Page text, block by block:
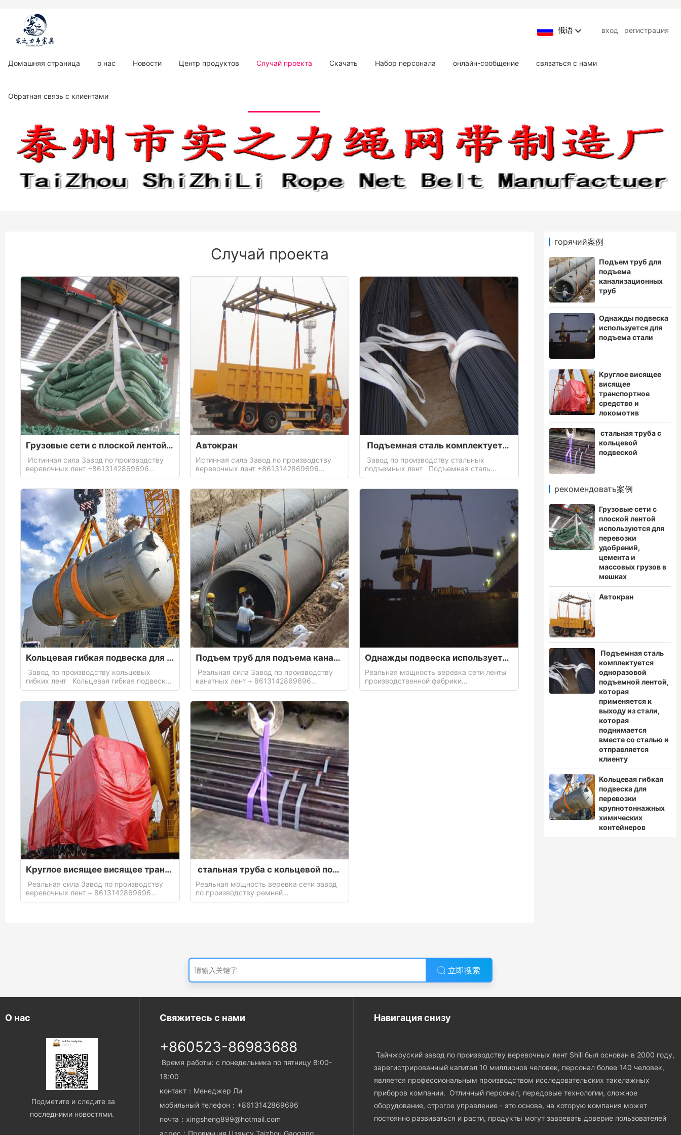
вход регистрация
俄语
Домашняя страница о нас Новости Центр продуктов Случай проекта Скачать Набор персонала онлайн-сообщение связаться с нами
Обратная связь с клиентами
горячий案例
Подъем труб для
подъема
канализационных
труб
Однажды подвеска
используется для
подъема стали
Круглое висящее
висящее
транспортное
средство и
локомотив
стальная труба с
кольцевой
подвеской
рекомендовать案例
Грузовые сети с
плоской лентой
используются для
перевозки
удобрений,
цемента и
массовых грузов в
мешках
Автокран
Подъемная сталь
комплектуется
одноразовой
подъемной лентой,
которая
применяется к
выходу из стали,
которая
поднимается
вместе со сталью и
отправляется
клиенту
Кольцевая гибкая
подвеска для
перевозки
крупнотоннажных
химических
контейнеров
Случай проекта
Грузовые сети с плоской лентой используются для перевозки удобрений, цемента и массовых грузов в мешках
Истинная сила Завод по производству
веревочных лент +8613142869696
Производство плоских подвесных сетей
используются для перевозки удобрений,
цемента и массовых грузов в мешках
Автокран
Истинная сила Завод по производству
веревочных лент +8613142869696
Производство автомобильных кранов
подъема автомобиля на борт или в место,
где он не может быть прямо на месте
Подъемная сталь комплектуется одноразовой подъемной лентой, которая применяется к выходу из стали, которая поднимается вместе со сталью и отправляется клиенту
Завод по производству стальных
подъемных лент Подъемная сталь
комплектуется одноразовой подъемной
стали, которая поднимается вместе со
сталью и отправляется клиенту
Кольцевая гибкая подвеска для перевозки крупнотоннажных химических контейнеров
Завод по производству кольцевых
гибких лент Кольцевая гибкая подвеска
для перевозки крупнотоннажных
Подъем труб для подъема канализационных труб
Реальная сила Завод по производству
канатных лент + 8613142869696
Производство трубных лент Подъем
труб
Однажды подвеска используется для подъема стали
Реальная мощность веревка сети ленты
производственной фабрики
+8613142869696 Производство одной
Круглое висящее висящее транспортное средство и локомотив
Реальная сила Завод по производству
веревочных лент + 8613142869696
Производство круглых подъемных лент
стальная труба с кольцевой подвеской
Реальная мощность веревка сети завод
по производству ремней
+8613142869696 Производство Ring
立即搜索
О нас
Подметите и следите за
последними новостями.
Свяжитесь с нами
+860523-86983688
Время работы: с понедельника по пятницу 8:00-
18:00
контакт：Менеджер Ли
мобильный телефон：+8613142869696
почта：xingsheng899@hotmail.com
Навигация снизу
Тайчжоуский завод по производству веревочных лент Shili был основан в 2000 году,
зарегистрированный капитал 10 миллионов человек, персонал более 140 человек,
является профессиональным производством исследовательских такелажных
приборов компании. Отличный персонал, передовые технологии, сложное
оборудование, строгое управление - это основа, на которую компания может
постоянно развиваться и расти, продукты могут завоевать доверие пользователей